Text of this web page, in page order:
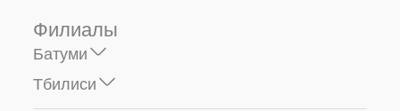
Филиалы
Батуми
Тбилиси